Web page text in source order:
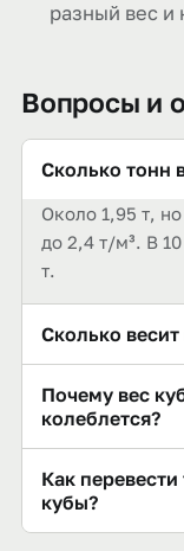
разный вес и
Вопросы и
Сколько тонн
Около 1,95 т,
до 2,4 т/м³. В
т.
Сколько
1,95 т/м³;
Почему вес
колеблется?
мелочи,
т/м³.
Как
кубы?